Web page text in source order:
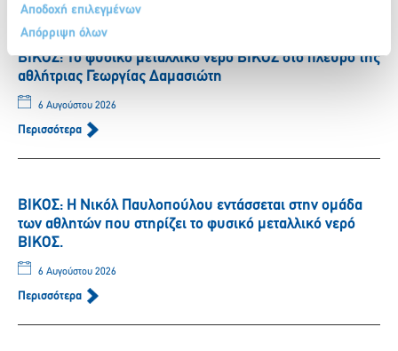
Αποδοχή επιλεγμένων
Απόρριψη όλων
ΒΙΚΟΣ: Το φυσικό μεταλλικό νερό ΒΙΚΟΣ στο πλευρό της
αθλήτριας Γεωργίας Δαμασιώτη
6 Αυγούστου 2026
Περισσότερα
ΒΙΚΟΣ: Η Νικόλ Παυλοπούλου εντάσσεται στην ομάδα
των αθλητών που στηρίζει το φυσικό μεταλλικό νερό
ΒΙΚΟΣ.
6 Αυγούστου 2026
Περισσότερα